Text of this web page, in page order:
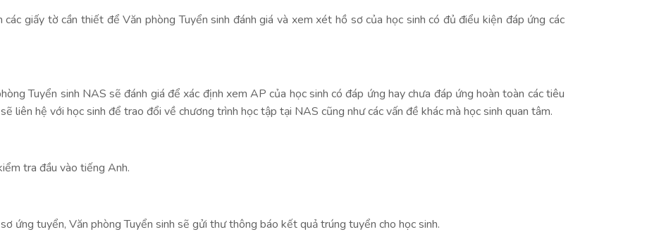
giấy tờ cần thiết để Văn phòng Tuyển sinh đánh giá và xem xét hồ sơ của học sinh có đủ điểu kiện đáp ứng các
Tuyển sinh NAS sẽ đánh giá để xác định xem AP của học sinh có đáp ứng hay chưa đáp ứng hoàn toàn các tiêu
liên hệ với học sinh để trao đổi về chương trình học tập tại NAS cũng như các vấn đề khác mà học sinh quan tâm.
tra đầu vào tiếng Anh.
ứng tuyển, Văn phòng Tuyển sinh sẽ gửi thư thông báo kết quả trúng tuyển cho học sinh.